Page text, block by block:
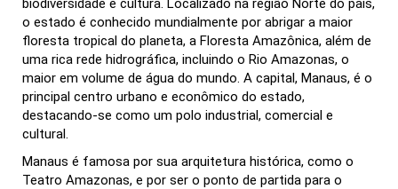
biodiversidade e cultura. Localizado na região Norte do país,
o estado é conhecido mundialmente por abrigar a maior
floresta tropical do planeta, a Floresta Amazônica, além de
uma rica rede hidrográfica, incluindo o Rio Amazonas, o
maior em volume de água do mundo. A capital, Manaus, é o
principal centro urbano e econômico do estado,
destacando-se como um polo industrial, comercial e
cultural.
Manaus é famosa por sua arquitetura histórica, como o
Teatro Amazonas, e por ser o ponto de partida para o